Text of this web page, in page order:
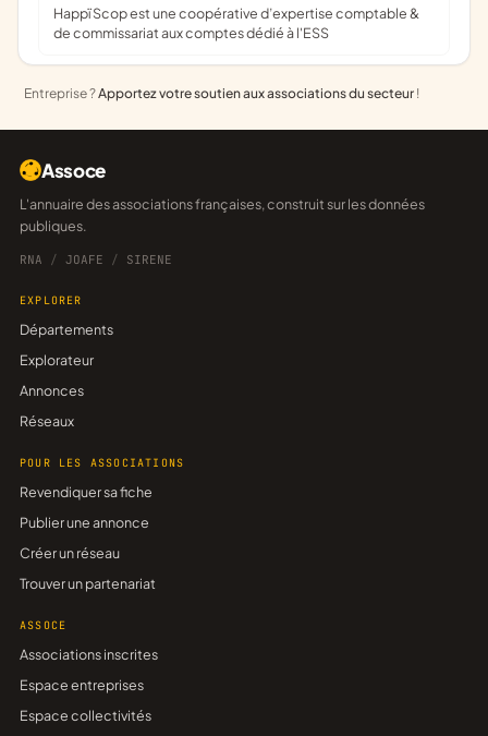
Happï Scop est une coopérative d’expertise comptable &
de commissariat aux comptes dédié à l'ESS
Entreprise ?Apportez votre soutien aux associations du secteur !
Assoce
L'annuaire des associations françaises, construit sur les données
publiques.
RNA / JOAFE / SIRENE
EXPLORER
Départements
Explorateur
Annonces
Réseaux
POUR LES ASSOCIATIONS
Revendiquer sa fiche
Publier une annonce
Créer un réseau
Trouver un partenariat
ASSOCE
Associations inscrites
Espace entreprises
Espace collectivités